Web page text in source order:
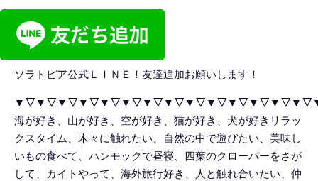
ソラトピア公式ＬＩＮＥ！友達追加お願いします！
海が好き、山が好き、空が好き、猫が好き、犬が好きリラッ
クスタイム、木々に触れたい、自然の中で遊びたい、美味し
いもの食べて、ハンモックで昼寝、四葉のクローバーをさが
して、カイトやって、海外旅行好き、人と触れ合いたい、仲